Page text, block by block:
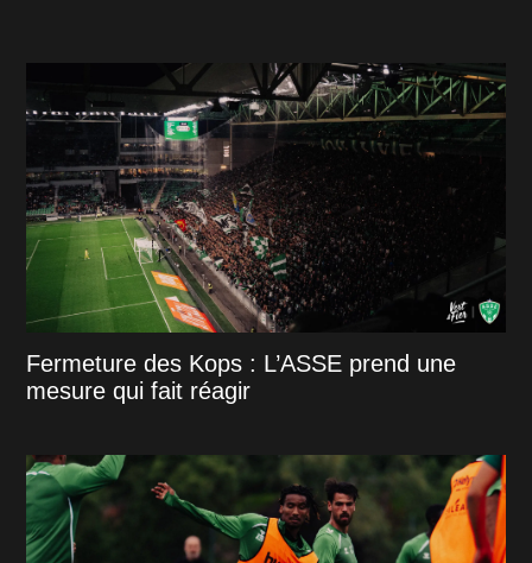
Fermeture des Kops : L’ASSE prend une
mesure qui fait réagir